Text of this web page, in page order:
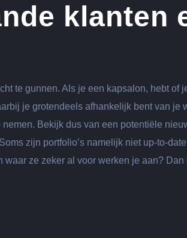
klanten
te gunnen. Als je een kapsalon, hebt of
je grotendeels afhankelijk bent van je
Bekijk dus van een potentiële
zijn portfolio’s namelijk niet up-to-
ze zeker al voor werken je aan? Dan